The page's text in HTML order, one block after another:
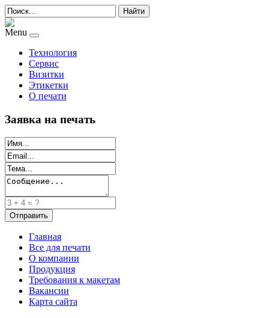
Найти
Menu
Технология
Сервис
Визитки
Этикетки
О печати
Заявка на печать
Главная
Все для печати
О компании
Продукция
Требования к макетам
Вакансии
Карта сайта